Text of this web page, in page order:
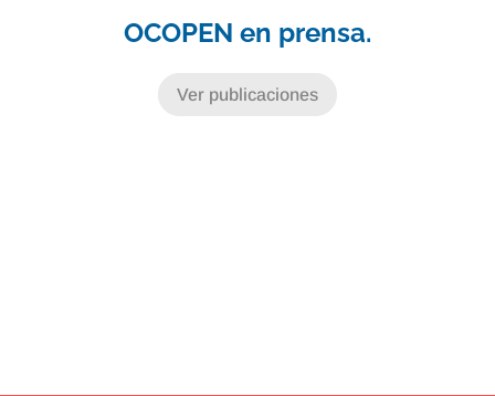
OCOPEN en prensa.
Ver publicaciones